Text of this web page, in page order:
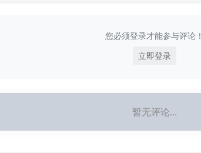
您必须登录才能参与评论！
立即登录
暂无评论...